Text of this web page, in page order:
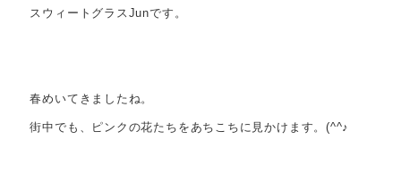
スウィートグラスJunです。
春めいてきましたね。
街中でも、ピンクの花たちをあちこちに見かけます。(^^♪